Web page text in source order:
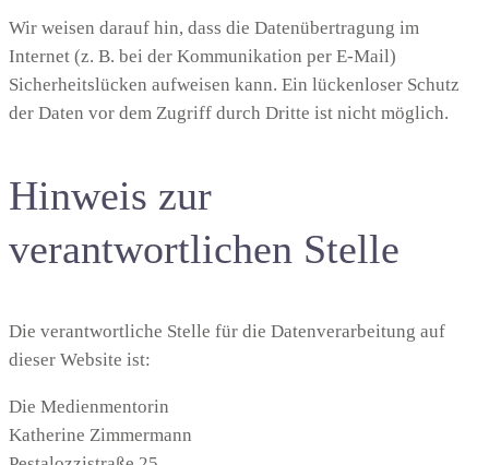
Wir weisen darauf hin, dass die Datenübertragung im
Internet (z. B. bei der Kommunikation per E-Mail)
Sicherheitslücken aufweisen kann. Ein lückenloser Schutz
der Daten vor dem Zugriff durch Dritte ist nicht möglich.
Hinweis zur
verantwortlichen Stelle
Die verantwortliche Stelle für die Datenverarbeitung auf
dieser Website ist:
Die Medienmentorin
Katherine Zimmermann